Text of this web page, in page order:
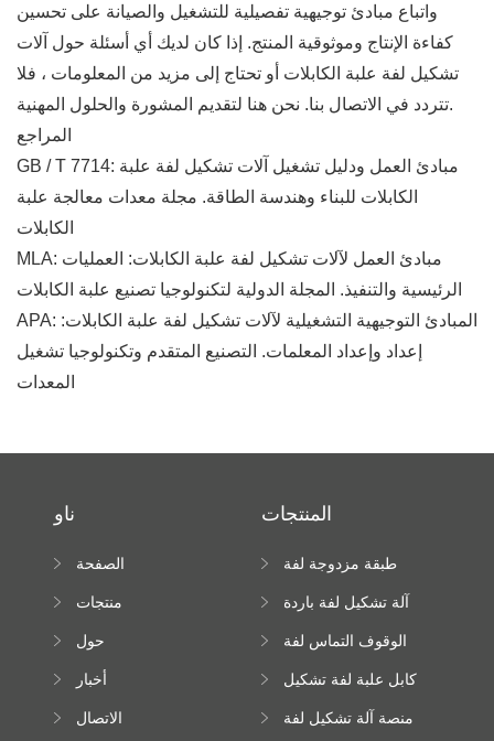
واتباع مبادئ توجيهية تفصيلية للتشغيل والصيانة على تحسين
كفاءة الإنتاج وموثوقية المنتج. إذا كان لديك أي أسئلة حول آلات
تشكيل لفة علبة الكابلات أو تحتاج إلى مزيد من المعلومات ، فلا
تتردد في الاتصال بنا. نحن هنا لتقديم المشورة والحلول المهنية.
المراجع
GB / T 7714: مبادئ العمل ودليل تشغيل آلات تشكيل لفة علبة
الكابلات للبناء وهندسة الطاقة. مجلة معدات معالجة علبة
الكابلات
MLA: مبادئ العمل لآلات تشكيل لفة علبة الكابلات: العمليات
الرئيسية والتنفيذ. المجلة الدولية لتكنولوجيا تصنيع علبة الكابلات
APA: المبادئ التوجيهية التشغيلية لآلات تشكيل لفة علبة الكابلات:
إعداد وإعداد المعلمات. التصنيع المتقدم وتكنولوجيا تشغيل
المعدات
ناو
الصفحة
منتجات
حول
أخبار
الاتصال
المنتجات
طبقة مزدوجة لفة
آلة تشكيل لفة باردة
الوقوف التماس لفة
كابل علبة لفة تشكيل
منصة آلة تشكيل لفة